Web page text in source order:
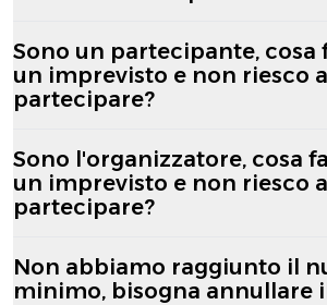
Sono un partecipante, cosa
un imprevisto e non riesco a
partecipare?
Sono l'organizzatore, cosa
un imprevisto e non riesco a
partecipare?
Non abbiamo raggiunto il
minimo, bisogna annullare